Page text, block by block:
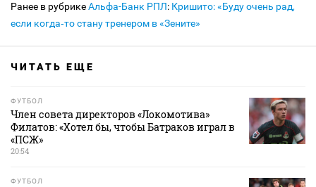
Ранее в рубрикеАльфа-Банк РПЛ: Кришито: «Буду очень рад,
если когда‑то стану тренером в «Зените»
ЧИТАТЬ ЕЩЕ
ФУТБОЛ
Член совета директоров «Локомотива»
Филатов: «Хотел бы, чтобы Батраков играл в
«ПСЖ»
20:54
ФУТБОЛ